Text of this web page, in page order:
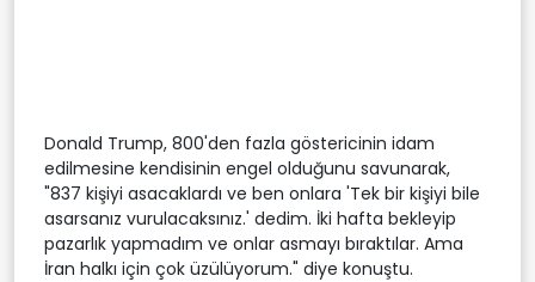
Donald Trump, 800'den fazla göstericinin idam
edilmesine kendisinin engel olduğunu savunarak,
"837 kişiyi asacaklardı ve ben onlara 'Tek bir kişiyi bile
asarsanız vurulacaksınız.' dedim. İki hafta bekleyip
pazarlık yapmadım ve onlar asmayı bıraktılar. Ama
İran halkı için çok üzülüyorum." diye konuştu.